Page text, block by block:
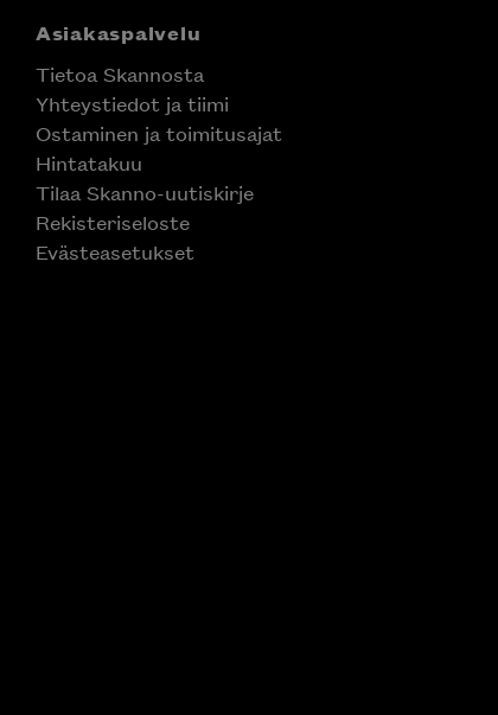
Asiakaspalvelu
Tietoa Skannosta
Yhteystiedot ja tiimi
Ostaminen ja toimitusajat
Hintatakuu
Tilaa Skanno-uutiskirje
Rekisteriseloste
Evästeasetukset